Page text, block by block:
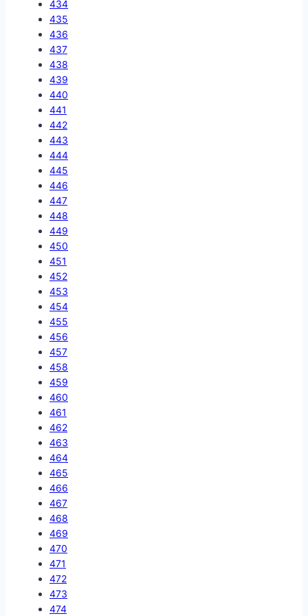
434
435
436
437
438
439
440
441
442
443
444
445
446
447
448
449
450
451
452
453
454
455
456
457
458
459
460
461
462
463
464
465
466
467
468
469
470
471
472
473
474